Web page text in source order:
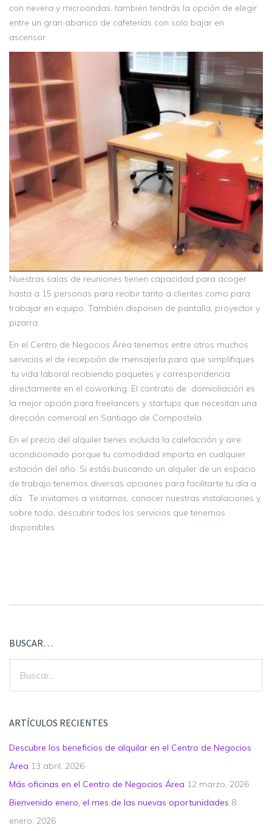
con nevera y microondas, también tendrás la opción de elegir
entre un gran abanico de cafeterías con solo bajar en
ascensor.
Nuestras salas de reuniones tienen capacidad para acoger
hasta a 15 personas para recibir tanto a clientes como para
trabajar en equipo. También disponen de pantalla, proyector y
pizarra.
En el Centro de Negocios Área tenemos entre otros muchos
servicios el de recepción de mensajería para que simplifiques
tu vida laboral recibiendo paquetes y correspondencia
directamente en el coworking. El contrato de domiciliación es
la mejor opción para freelancers y startups que necesitan una
dirección comercial en Santiago de Compostela.
En el precio del alquiler tienes incluida la calefacción y aire
acondicionado porque tu comodidad importa en cualquier
estación del año. Si estás buscando un alquiler de un espacio
de trabajo tenemos diversas opciones para facilitarte tu día a
día. Te invitamos a visitarnos, conocer nuestras instalaciones y,
sobre todo, descubrir todos los servicios que tenemos
disponibles.
BUSCAR…
ARTÍCULOS RECIENTES
Descubre los beneficios de alquilar en el Centro de Negocios
Área 13 abril, 2026
Más oficinas en el Centro de Negocios Área 12 marzo, 2026
Bienvenido enero, el mes de las nuevas oportunidades 8
enero, 2026